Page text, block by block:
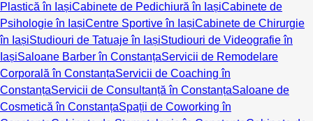
Plastică în IașiCabinete de Pedichiură în IașiCabinete de
Psihologie în IașiCentre Sportive în IașiCabinete de Chirurgie
în IașiStudiouri de Tatuaje în IașiStudiouri de Videografie în
IașiSaloane Barber în ConstanțaServicii de Remodelare
Corporală în ConstanțaServicii de Coaching în
ConstanțaServicii de Consultanță în ConstanțaSaloane de
Cosmetică în ConstanțaSpații de Coworking în